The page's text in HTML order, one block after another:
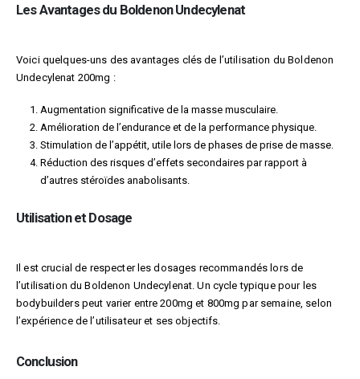
Les Avantages du Boldenon Undecylenat
Voici quelques-uns des avantages clés de l’utilisation du Boldenon
Undecylenat 200mg :
Augmentation significative de la masse musculaire.
Amélioration de l’endurance et de la performance physique.
Stimulation de l’appétit, utile lors de phases de prise de masse.
Réduction des risques d’effets secondaires par rapport à
d’autres stéroïdes anabolisants.
Utilisation et Dosage
Il est crucial de respecter les dosages recommandés lors de
l’utilisation du Boldenon Undecylenat. Un cycle typique pour les
bodybuilders peut varier entre 200mg et 800mg par semaine, selon
l’expérience de l’utilisateur et ses objectifs.
Conclusion